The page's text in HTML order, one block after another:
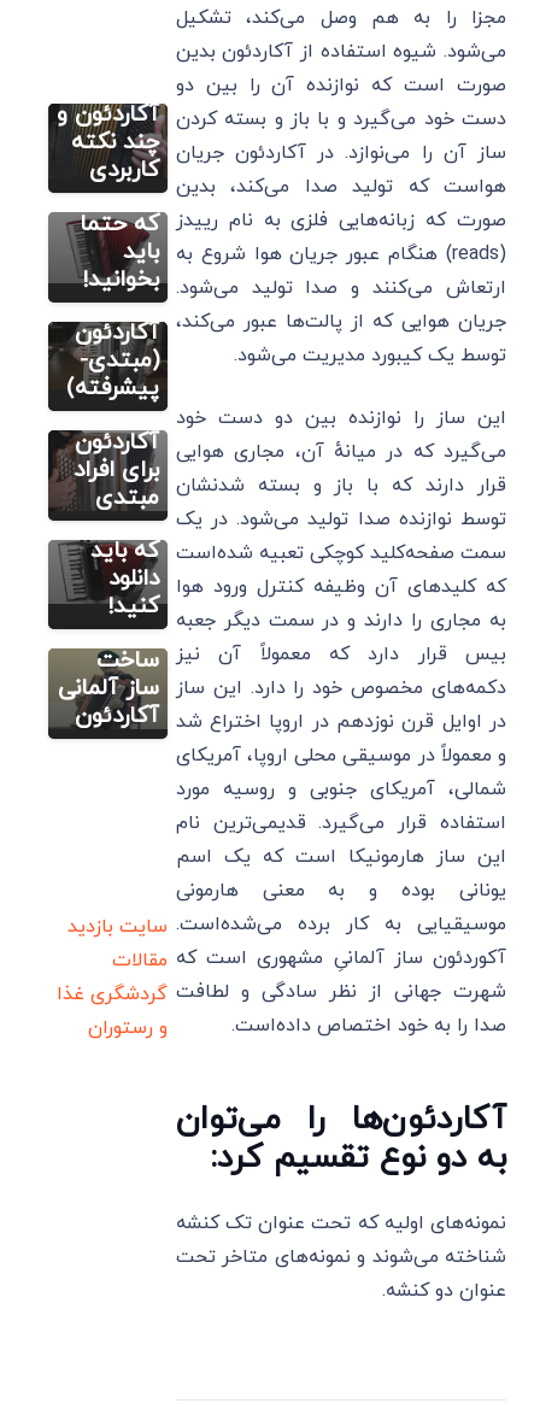
مجزا را به هم وصل می‌کند، تشکیل
می‌شود. شیوه استفاده از آکاردئون بدین
صورت است که نوازنده آن را بین دو
دست خود می‌گیرد و با باز و بسته کردن
ساز آن را می‌نوازد. در آکاردئون جریان
هواست که تولید صدا می‌کند، بدین
صورت که زبانه‌هایی فلزی به نام رییدز
(reads) هنگام عبور جریان هوا شروع به
ارتعاش می‌کنند و صدا تولید می‌شود.
جریان هوایی که از پالت‌ها عبور می‌کند،
توسط یک کیبورد مدیریت می‌شود.
این ساز را نوازنده بین دو دست خود
می‌گیرد که در میانهٔ آن، مجاری هوایی
قرار دارند که با باز و بسته شدنشان
توسط نوازنده صدا تولید می‌شود. در یک
سمت صفحه‌کلید کوچکی تعبیه شده‌است
که کلیدهای آن وظیفه کنترل ورود هوا
به مجاری را دارند و در سمت دیگر جعبه
بیس قرار دارد که معمولاً آن نیز
دکمه‌های مخصوص خود را دارد. این ساز
در اوایل قرن نوزدهم در اروپا اختراع شد
و معمولاً در موسیقی محلی اروپا، آمریکای
شمالی، آمریکای جنوبی و روسیه مورد
استفاده قرار می‌گیرد. قدیمی‌ترین نام
این ساز هارمونیکا است که یک اسم
یونانی بوده و به معنی هارمونی
موسیقیایی به کار برده می‌شده‌است.
آکوردئون ساز آلمانیِ مشهوری است که
شهرت جهانی از نظر سادگی و لطافت
صدا را به خود اختصاص داده‌است.
آکاردئون‌ها را می‌توان
به دو نوع تقسیم کرد:
نمونه‌های اولیه که تحت عنوان تک کنشه
شناخته می‌شوند و نمونه‌های متاخر تحت
عنوان دو کنشه.
آکاردئون و
چند نکته
کاربردی
حقیقت
جالب
راجب ساز
آکاردئون
که حتما
باید
بخوانید!
آموزش
کاربردی
آکاردئون
پاسخ به
چند سوال
رایج
کاربران
ساز
آکاردئون
(مبتدی-
پیشرفته)
آموزش
کاربردی
آکاردئون
آموزش
چند نکته
کاربردی
ساز
آکاردئون
برای افراد
مبتدی
کاربردی
آکاردئون
دانلود 8
فیلم
کاربردی
آموزش
ساز
آکاردئون
که باید
دانلود
کنید!
آموزش
کاربردی
آکاردئون
۳ فیلم از
نحوه
ساخت
ساز آلمانی
آکاردئون
سایت بازدید
مقالات
گردشگری غذا
و رستوران